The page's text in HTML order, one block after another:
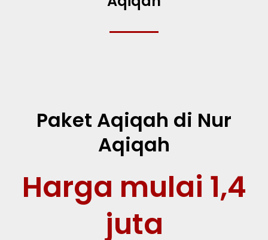
Paket Aqiqah di Nur
Aqiqah
Harga mulai 1,4
juta